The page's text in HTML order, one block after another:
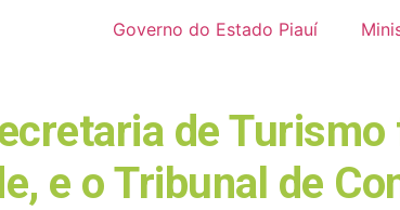
Governo do Estado Piauí
de
e o Tribunal de